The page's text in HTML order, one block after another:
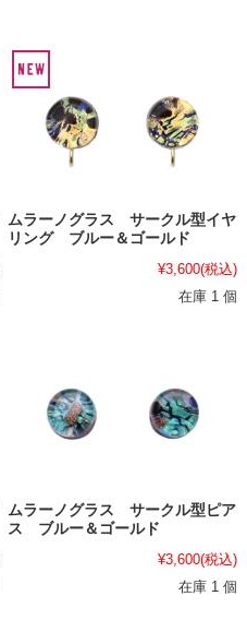
ムラーノグラス サークル型イヤ
リング ブルー＆ゴールド
¥3,600(税込)
在庫 1 個
ムラーノグラス サークル型ピア
ス ブルー＆ゴールド
¥3,600(税込)
在庫 1 個